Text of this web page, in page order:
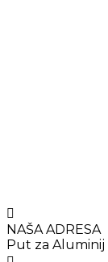
NAŠA ADRESA
Put za Aluminij